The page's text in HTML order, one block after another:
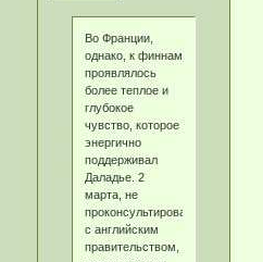
Во Франции,
однако, к финнам
проявлялось
более теплое и
глубокое
чувство, которое
энергично
поддерживал
Даладье. 2
марта, не
проконсультировавшись
с английским
правительством,